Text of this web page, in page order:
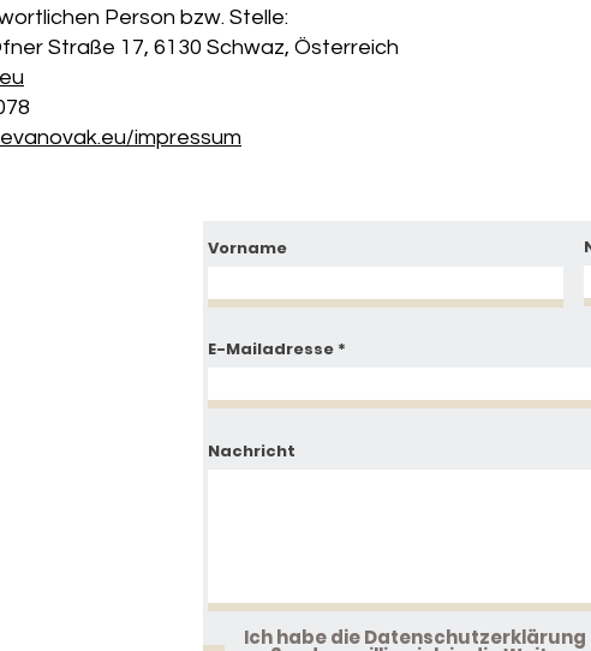
Person bzw. Stelle:
Straße 17, 6130 Schwaz, Österreich
impressum
Vorname
E-Mailadresse
Nachricht
Ich habe die